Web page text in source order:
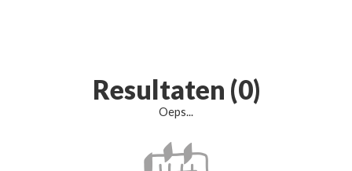
Resultaten (0)
Oeps...